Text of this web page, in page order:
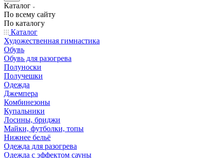
Каталог
По всему сайту
По каталогу
Каталог
Художественная гимнастика
Обувь
Обувь для разогрева
Полуноски
Получешки
Одежда
Джемпера
Комбинезоны
Купальники
Лосины, бриджи
Майки, футболки, топы
Нижнее бельё
Одежда для разогрева
Одежда с эффектом сауны